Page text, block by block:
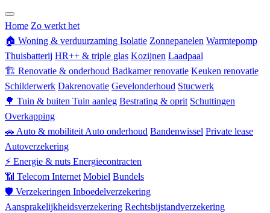
Home Zo werkt het
🏠 Woning & verduurzaming Isolatie Zonnepanelen Warmtepomp
Thuisbatterij HR++ & triple glas Kozijnen Laadpaal
🏗 Renovatie & onderhoud Badkamer renovatie Keuken renovatie
Schilderwerk Dakrenovatie Gevelonderhoud Stucwerk
🌳 Tuin & buiten Tuin aanleg Bestrating & oprit Schuttingen
Overkapping
🚗 Auto & mobiliteit Auto onderhoud Bandenwissel Private lease
Autoverzekering
⚡ Energie & nuts Energiecontracten
📶 Telecom Internet Mobiel Bundels
🛡 Verzekeringen Inboedelverzekering
Aansprakelijkheidsverzekering Rechtsbijstandverzekering